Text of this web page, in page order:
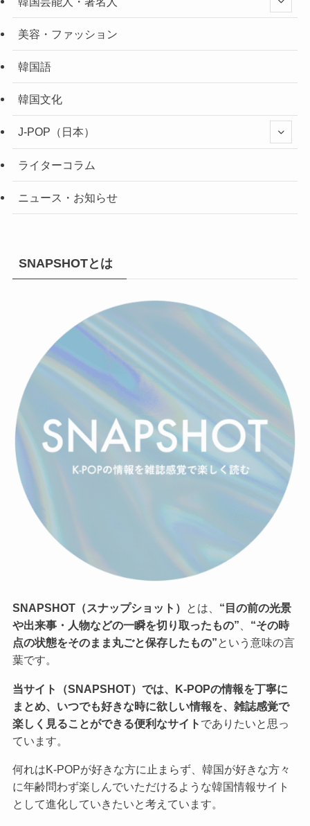
美容・ファッション
韓国語
韓国文化
J-POP（日本）
ライターコラム
ニュース・お知らせ
SNAPSHOTとは
SNAPSHOT（スナップショット） とは、 “目の前の光景
や出来事・人物などの一瞬を切り取ったもの”
“その時
点の状態をそのまま丸ごと保存したもの”という意味の言
葉です。
当サイト（SNAPSHOT）では、K-POPの情報を丁寧に
まとめ、いつでも好きな時に欲しい情報を、雑誌感覚で
楽しく見ることができる便利なサイト でありたいと思っ
ています。
何れはK-POPが好きな方に止まらず、韓国が好きな方々
に年齢問わず楽しんでいただけるような韓国情報サイト
として進化していきたいと考えています。